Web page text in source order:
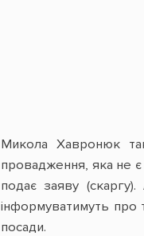
Микола Хавронюк
провадження, яка не є
подає заяву
інформуватимуть про
посади.